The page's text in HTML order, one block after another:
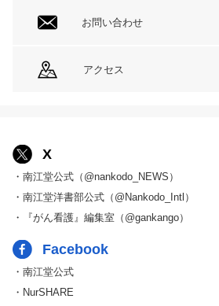
お問い合わせ
アクセス
X
・南江堂公式（@nankodo_NEWS）
・南江堂洋書部公式（@Nankodo_Intl）
・『がん看護』編集室（@gankango）
Facebook
・南江堂公式
・NurSHARE